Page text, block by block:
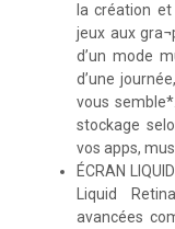
la création
jeux aux
d’un mode
d’une
vous
stockage
vos apps,
ÉCRAN
Liquid
avancées